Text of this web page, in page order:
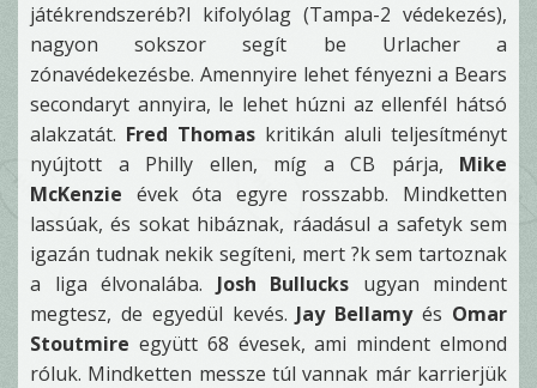
játékrendszeréb?l kifolyólag (Tampa-2 védekezés),
nagyon sokszor segít be Urlacher a
zónavédekezésbe. Amennyire lehet fényezni a Bears
secondaryt annyira, le lehet húzni az ellenfél hátsó
alakzatát. Fred Thomas kritikán aluli teljesítményt
nyújtott a Philly ellen, míg a CB párja, Mike
McKenzie évek óta egyre rosszabb. Mindketten
lassúak, és sokat hibáznak, ráadásul a safetyk sem
igazán tudnak nekik segíteni, mert ?k sem tartoznak
a liga élvonalába. Josh Bullucks ugyan mindent
megtesz, de egyedül kevés. Jay Bellamyés Omar
Stoutmire együtt 68 évesek, ami mindent elmond
róluk. Mindketten messze túl vannak már karrierjük